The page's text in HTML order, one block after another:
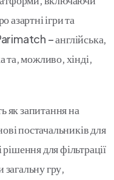
азартні ігри та
– англійська,
та, можливо, хінді,
як запитання на
постачальників для
для фільтрації
гру,